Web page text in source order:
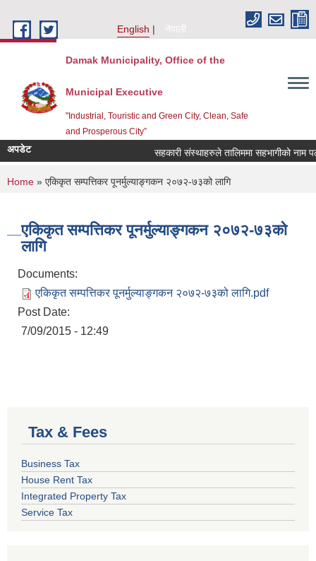
English
नेपाली
Damak Municipality, Office of the
Municipal Executive
"Industrial, Touristic and Green City, Clean, Safe
and Prosperous City”
अपडेट सहकारी संस्थाहरुले तालिममा सहभागीको नाम
You are here
Home » एकिकृत सम्पत्तिकर पूनर्मुल्याङ्गकन २०७२-७३को लागि
एकिकृत सम्पत्तिकर पूनर्मुल्याङ्गकन २०७२-७३को
लागि
Documents:
एकिकृत सम्पत्तिकर पूनर्मुल्याङ्गकन २०७२-७३को लागि.pdf
Post Date:
7/09/2015 - 12:49
Tax & Fees
Business Tax
House Rent Tax
Integrated Property Tax
Service Tax